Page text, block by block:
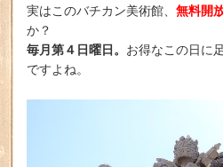
実はこのバチカン美術館、 無料開
か？
毎月第４日曜日。 お得なこの日に
ですよね。